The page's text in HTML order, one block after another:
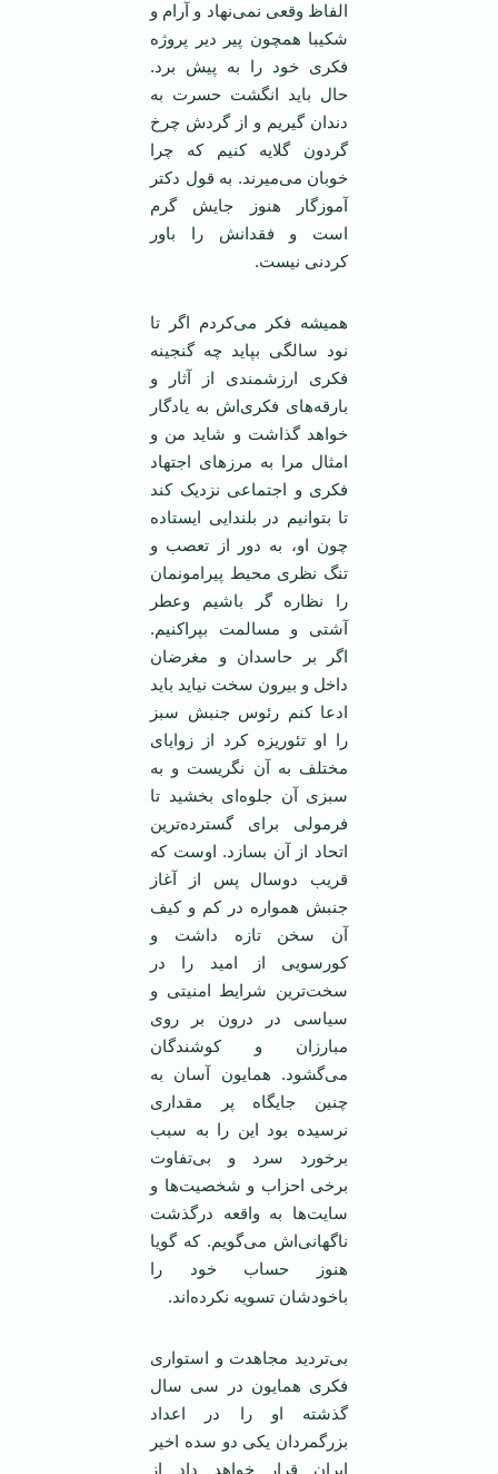
الفاظ وقعی نمی‌نهاد و آرام و
شکیبا همچون پیر دیر پروژه
فکری خود را به پیش برد.
حال باید انگشت حسرت به
دندان گیریم و از گردش چرخ
گردون گلایه کنیم که چرا
خوبان می‌میرند. به قول دکتر
آموزگار هنوز جایش گرم
است و فقدانش را باور
کردنی نیست.
همیشه فکر می‌کردم اگر تا
نود سالگی بپاید چه گنجینه
فکری ارزشمندی از آثار و
بارقه‌های فکری‌اش به یادگار
خواهد گذاشت و شاید من و
امثال مرا به مرزهای اجتهاد
فکری و اجتماعی نزدیک کند
تا بتوانیم در بلندایی ایستاده
چون او، به دور از تعصب و
تنگ نظری محیط پیرامونمان
را نظاره گر باشیم وعطر
آشتی و مسالمت بپراکنیم.
اگر بر حاسدان و مغرضان
داخل و بیرون سخت نیاید باید
ادعا کنم رئوس جنبش سبز
را او تئوریزه کرد از زوایای
مختلف به آن نگریست و به
سبزی آن جلوه‌ای بخشید تا
فرمولی برای گسترده‌ترین
اتحاد از آن بسازد. اوست که
قریب دوسال پس از آغاز
جنبش همواره در کم و کیف
آن سخن تازه داشت و
کورسویی از امید را در
سخت‌ترین شرایط امنیتی و
سیاسی در درون بر روی
مبارزان و کوشندگان
می‌گشود. همایون آسان به
چنین جایگاه پر مقداری
نرسیده بود این را به سبب
برخورد سرد و بی‌تفاوت
برخی احزاب و شخصیت‌ها و
سایت‌ها به واقعه درگذشت
ناگهانی‌اش می‌گویم. که گویا
هنوز حساب خود را
باخودشان تسویه نکرده‌اند.
بی‌تردید مجاهدت و استواری
فکری همایون در سی سال
گذشته او را در اعداد
بزرگمردان یکی دو سده اخیر
ایران قرار خواهد داد از